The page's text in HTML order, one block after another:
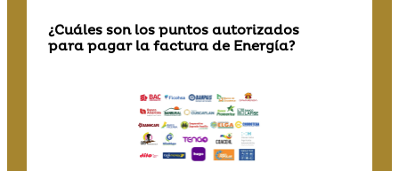
¿Cuáles son los puntos autorizados
para pagar la factura de Energía?